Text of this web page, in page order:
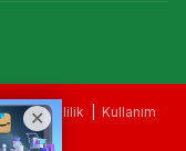
|Gizlilik
Kullanım